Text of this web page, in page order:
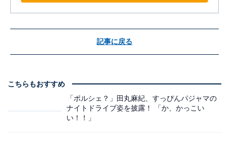
記事に戻る
こちらもおすすめ
「ポルシェ？」田丸麻紀、すっぴんパジャマの
ナイトドライブ姿を披露！ 「か、かっこい
い！！」